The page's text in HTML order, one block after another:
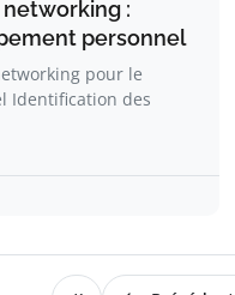
:
personnel
pour le
Identification des